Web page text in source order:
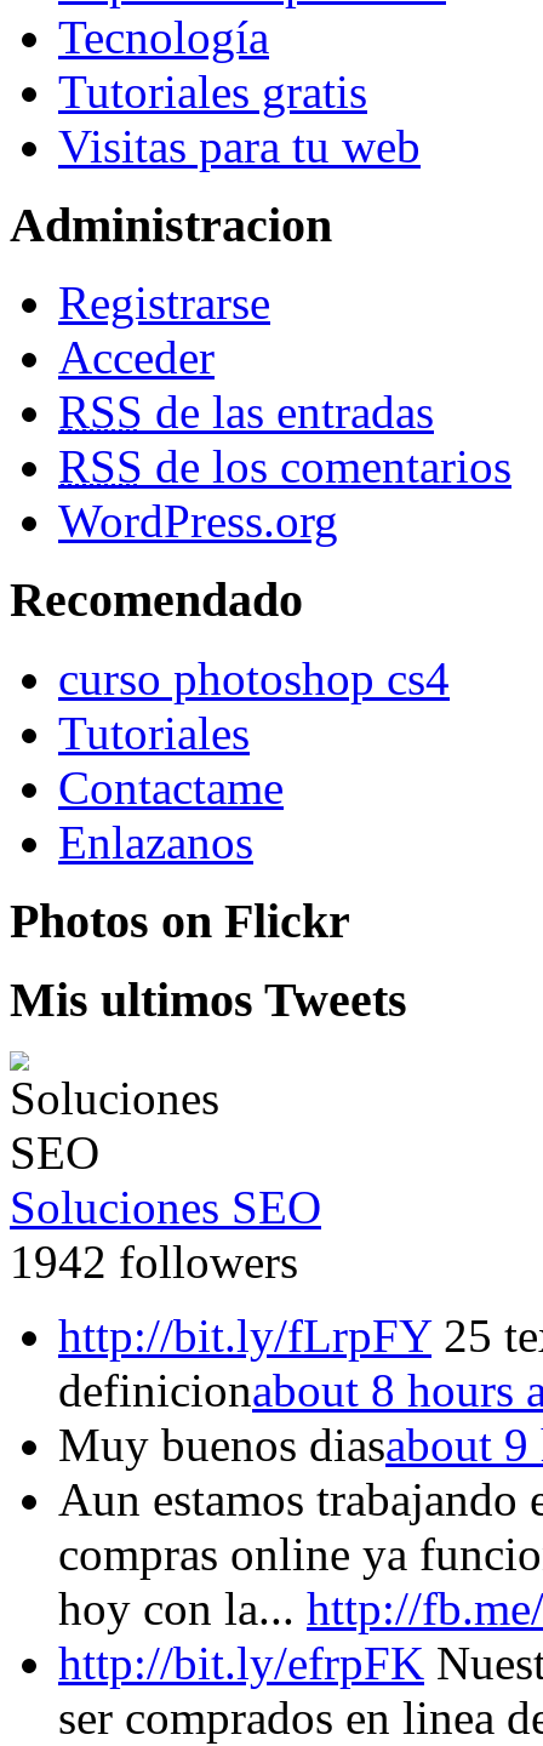
Tecnología
Tutoriales gratis
Visitas para tu web
Administracion
Registrarse
Acceder
RSS de las entradas
RSS de los comentarios
WordPress.org
Recomendado
curso photoshop cs4
Tutoriales
Contactame
Enlazanos
Photos on Flickr
Mis ultimos Tweets
Soluciones SEO
1942 followers
http://bit.ly/fLrpFY25
definicionabout 8 hours
Muy buenos diasabout 9
Aun estamos trabajando
compras online ya
hoy con la... http://
http://bit.ly/efrpFK
ser comprados en linea